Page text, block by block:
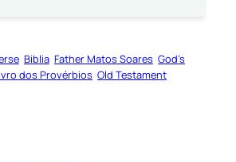
Biblia Father Matos Soares God’s
dos Provérbios Old Testament